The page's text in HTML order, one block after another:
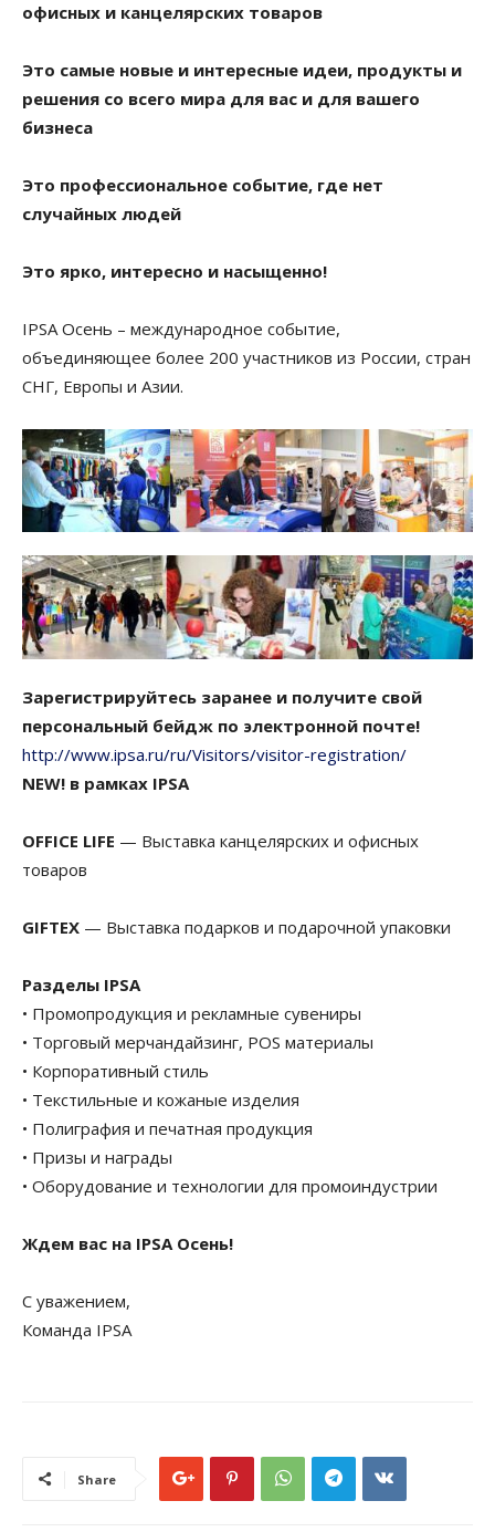
офисных и канцелярских товаров
Это самые новые и интересные идеи, продукты и
решения со всего мира для вас и для вашего
бизнеса
Это профессиональное событие, где нет
случайных людей
Это ярко, интересно и насыщенно!
IPSA Осень – международное событие,
объединяющее более 200 участников из России, стран
СНГ, Европы и Азии.
Зарегистрируйтесь заранее и получите свой
персональный бейдж по электронной почте!
http://www.ipsa.ru/ru/Visitors/visitor-registration/
NEW! в рамках IPSA
OFFICE LIFE — Выставка канцелярских и офисных
товаров
GIFTEX — Выставка подарков и подарочной упаковки
Разделы IPSA
• Промопродукция и рекламные сувениры
• Торговый мерчандайзинг, POS материалы
• Корпоративный стиль
• Текстильные и кожаные изделия
• Полиграфия и печатная продукция
• Призы и награды
• Оборудование и технологии для промоиндустрии
Ждем вас на IPSA Осень!
С уважением,
Команда IPSA
Share